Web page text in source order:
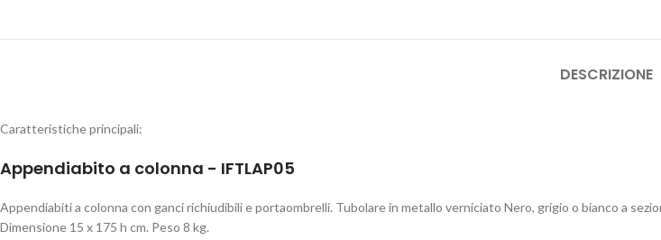
DESCRIZIONE
Caratteristiche principali:
Appendiabito a colonna - IFTLAP05
Appendiabiti a colonna con ganci richiudibili e portaombrelli. Tubolare in metallo verniciato Nero, grigio o bianco a
Dimensione 15 x 175 h cm. Peso 8 kg.